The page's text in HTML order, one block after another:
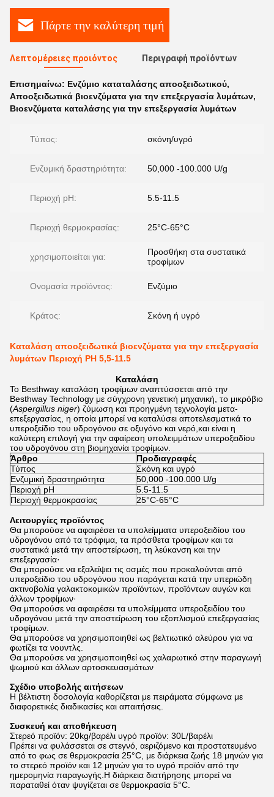
Πάρτε την καλύτερη τιμή
Λεπτομέρειες προιόντος Περιγραφή προϊόντων
Επισημαίνω: Ενζύμιο καταταλάσης αποοξειδωτικού,
Αποοξειδωτικά βιοενζύματα για την επεξεργασία λυμάτων,
Βιοενζύματα καταλάσης για την επεξεργασία λυμάτων
Τύπος: σκόνη/υγρό
Ενζυμική δραστηριότητα: 50,000 -100.000 U/g
Περιοχή pH: 5.5-11.5
Περιοχή θερμοκρασίας: 25°C-65°C
χρησιμοποιείται για:
Προσθήκη στα συστατικά
τροφίμων
Ονομασία προϊόντος: Ενζύμιο
Κράτος: Σκόνη ή υγρό
Καταλάση αποοξειδωτικά βιοενζύματα για την επεξεργασία
λυμάτων Περιοχή PH 5,5-11.5
Καταλάση
Το Besthway καταλάση τροφίμων αναπτύσσεται από την
Besthway Technology με σύγχρονη γενετική μηχανική, το μικρόβιο
(Aspergillus niger) ζύμωση και προηγμένη τεχνολογία μετα-
επεξεργασίας, η οποία μπορεί να καταλύσει αποτελεσματικά το
υπεροξείδιο του υδρογόνου σε οξυγόνο και νερό,και είναι η
καλύτερη επιλογή για την αφαίρεση υπολειμμάτων υπεροξειδίου
του υδρογόνου στη βιομηχανία τροφίμων.
Άρθρο
Προδιαγραφές
Τύπος
Σκόνη και υγρό
Ενζυμική δραστηριότητα
50,000 -100.000 U/g
Περιοχή pH
5.5-11.5
Περιοχή θερμοκρασίας
25°C-65°C
Λειτουργίες προϊόντος
Θα μπορούσε να αφαιρέσει τα υπολείμματα υπεροξειδίου του
υδρογόνου από τα τρόφιμα, τα πρόσθετα τροφίμων και τα
συστατικά μετά την αποστείρωση, τη λεύκανση και την
επεξεργασία·
Θα μπορούσε να εξαλείψει τις οσμές που προκαλούνται από
υπεροξείδιο του υδρογόνου που παράγεται κατά την υπεριώδη
ακτινοβολία γαλακτοκομικών προϊόντων, προϊόντων αυγών και
άλλων τροφίμων·
Θα μπορούσε να αφαιρέσει τα υπολείμματα υπεροξειδίου του
υδρογόνου μετά την αποστείρωση του εξοπλισμού επεξεργασίας
τροφίμων.
Θα μπορούσε να χρησιμοποιηθεί ως βελτιωτικό αλεύρου για να
φωτίζει τα νουντλς.
Θα μπορούσε να χρησιμοποιηθεί ως χαλαρωτικό στην παραγωγή
ψωμιού και άλλων αρτοσκευασμάτων
Σχέδιο υποβολής αιτήσεων
Η βέλτιστη δοσολογία καθορίζεται με πειράματα σύμφωνα με
διαφορετικές διαδικασίες και απαιτήσεις.
Συσκευή και αποθήκευση
Στερεό προϊόν: 20kg/βαρέλι υγρό προϊόν: 30L/βαρέλι
Πρέπει να φυλάσσεται σε στεγνό, αεριζόμενο και προστατευμένο
από το φως σε θερμοκρασία 25°C, με διάρκεια ζωής 18 μηνών για
το στερεό προϊόν και 12 μηνών για το υγρό προϊόν από την
ημερομηνία παραγωγής.Η διάρκεια διατήρησης μπορεί να
παραταθεί όταν ψυγίζεται σε θερμοκρασία 5°C.